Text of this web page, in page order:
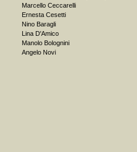
Marcello Ceccarelli
Ernesta Cesetti
Nino Baragli
Lina D'Amico
Manolo Bolognini
Angelo Novi